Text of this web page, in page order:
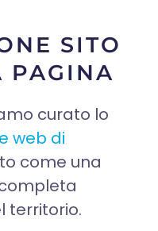
SITO
PAGINA
curato lo
web di
come una
territorio.